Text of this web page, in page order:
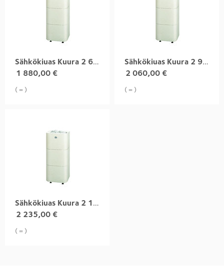
Sähkökiuas Kuura 2 6,8 kW
1 880,00 €
( = )
Sähkökiuas Kuura 2 9,0 kW
2 060,00 €
( = )
Sähkökiuas Kuura 2 10,5 kW
2 235,00 €
( = )